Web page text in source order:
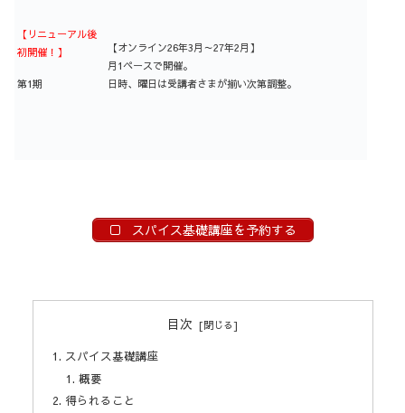
【リニューアル後
初開催！】
第1期
【オンライン26年3月～27年2月】
月1ペースで開催。
日時、曜日は受講者さまが揃い次第調整。
スパイス基礎講座を予約する
目次
スパイス基礎講座
概要
得られること